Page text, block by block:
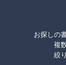
お探しの
複
絞